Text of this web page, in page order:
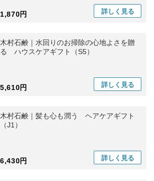
1,870円 詳しく 見る
木村石鹸｜水回りのお掃除の心地よさを贈
る ハウスケアギフト（S5）
5,610円 詳しく 見る
木村石鹸｜髪も心も潤う ヘアケアギフト
（J1）
6,430円 詳しく 見る